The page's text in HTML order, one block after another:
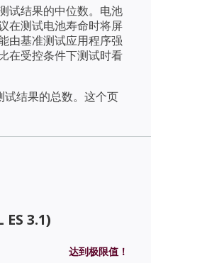
试结果的中位数。电池
在测试电池寿命时将屏
由基准测试应用程序强
在受控条件下测试时看
结果的总数。这个页
3.1)
达到极限值！